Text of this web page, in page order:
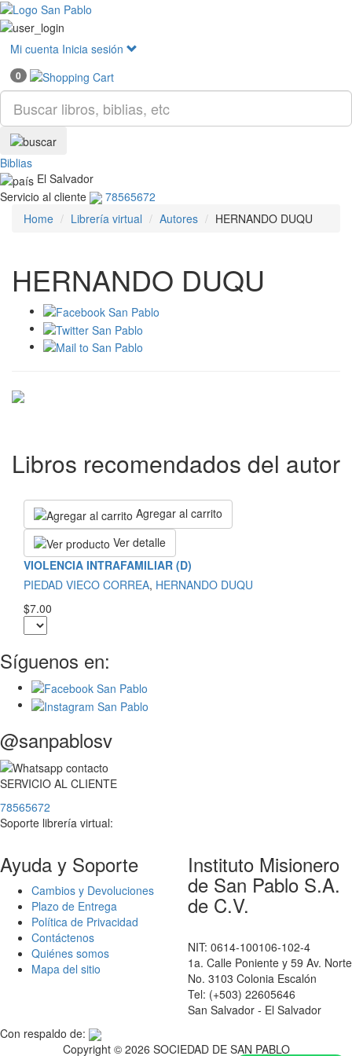
Mi cuenta Inicia sesión
0
Biblias
El Salvador
Servicio al cliente
78565672
Home
Librería virtual Autores HERNANDO DUQU
HERNANDO DUQU
Libros recomendados del autor
Agregar al carrito
Ver detalle
VIOLENCIA INTRAFAMILIAR (D)
PIEDAD VIECO CORREA, HERNANDO DUQU
$7.00
Síguenos en:
@sanpablosv
SERVICIO AL CLIENTE
78565672
Soporte librería virtual:
Ayuda y Soporte
Cambios y Devoluciones
Plazo de Entrega
Política de Privacidad
Contáctenos
Quiénes somos
Mapa del sitio
Instituto Misionero
de San Pablo S.A.
de C.V.
NIT: 0614-100106-102-4
1a. Calle Poniente y 59 Av. Norte
No. 3103 Colonia Escalón
Tel: (+503) 22605646
San Salvador - El Salvador
Con respaldo de:
Copyright © 2026 SOCIEDAD DE SAN PABLO